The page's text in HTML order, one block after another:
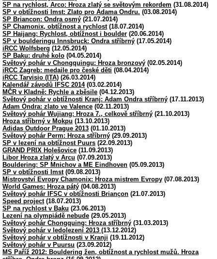
SP na rychlost, Arco: Hroza zlatý se světovým rekordem (31.08.2014)
SP v obtížnosti Imst: Zlato pro Adama Ondru. (03.08.2014)
SP Briancon: Ondra osmý (21.07.2014)
SP Chamonix, obtížnost a rychlost(18.07.2014)
SP Haijang: Rychlost, obtížnost i boulder (20.06.2014)
SP v boulderingu Innsbruck: Ondra stříbrný (17.05.2014)
iRCC Wolfsberg (12.05.2014)
SP Baku: druhé kolo (04.05.2014)
Světový pohár v Chongquingu: Hroza bronzový (02.05.2014)
iRCC Zagreb: medaile pro české děti (08.04.2014)
iRCC Tarvisio (ITA) (26.03.2014)
Kalendář závodů IFSC 2014(03.02.2014)
MČR v Kladně: Rychle a zběsile (04.12.2013)
Světový pohár v obtížnosti Kranj: Adam Ondra stříbrný (17.11.2013)
Adam Ondra: zlato ve Valence (02.11.2013)
Světový pohár Wujiang: Hroza 7., celkově stříbrný (21.10.2013)
Hroza stříbrný v Mokpu (13.10.2013)
Adidas Outdoor Prague 2013 (01.10.2013)
Světový pohár Perm: Hroza stříbrný (29.09.2013)
SP v lezení na obtížnost Puurs (22.09.2013)
GRAND PRIX Holešovice (11.09.2013)
Libor Hroza zlatý v Arcu (07.09.2013)
Bouldering: SP Mnichov a ME Eindhoven (05.09.2013)
SP v obtížnosti Imst(09.08.2013)
Mistrovství Evropy Chamonix: Hroza mistrem Evropy (07.08.2013)
World Games: Hroza pátý (04.08.2013)
Světový pohár IFSC v obtížnosti Briançon (21.07.2013)
Speed project(18.07.2013)
SP na rychlost v Baku (23.06.2013)
Lezení na olympiádě nebude (29.05.2013)
Světový pohár Chongquing: Hroza stříbrný (31.03.2013)
Světový pohár v ledolezení 2013 (13.12.2012)
Světový pohár v obtížnosti v Kranji (19.11.2012)
Světový pohár v Puursu (23.09.2012)
MS Paříž 2012: Bouldering žen, obtížnost a rychlost mužů. Hroza